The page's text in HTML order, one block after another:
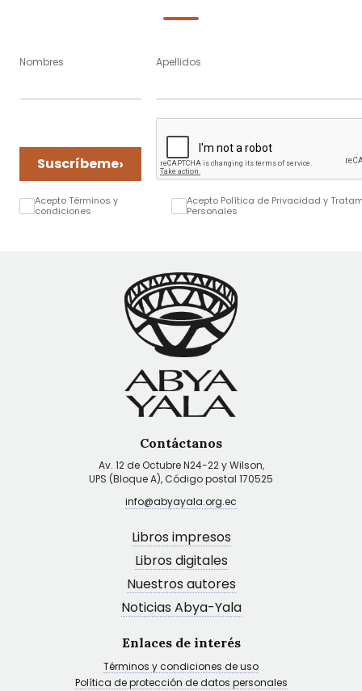
Nombres Apellidos
Suscríbeme›
Acepto Términos y
condiciones
Acepto Política de Privacidad y
Personales
Contáctanos
Av. 12 de Octubre N24-22 y Wilson,
UPS (Bloque A), Código postal 170525
info@abyayala.org.ec
Libros impresos
Libros digitales
Nuestros autores
Noticias Abya-Yala
Enlaces de interés
Términos y condiciones de uso
Política de protección de datos personales